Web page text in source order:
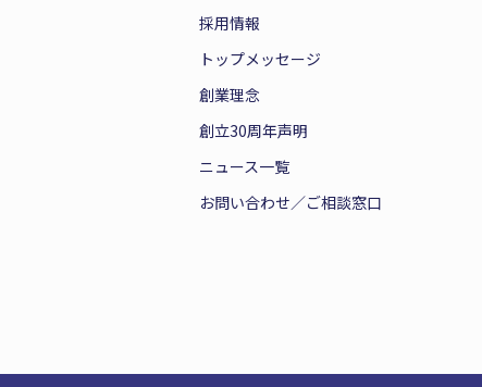
採用情報
トップメッセージ
創業理念
創立30周年声明
ニュース一覧
お問い合わせ／ご相談窓口